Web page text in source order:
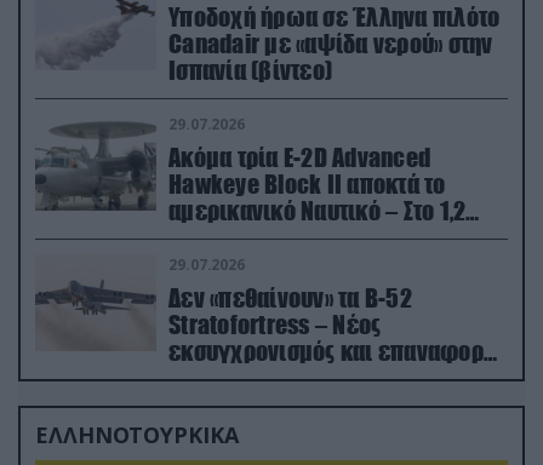
Υποδοχή ήρωα σε Έλληνα πιλότο
Canadair με «αψίδα νερού» στην
Ισπανία (βίντεο)
29.07.2026
Ακόμα τρία E-2D Advanced
Hawkeye Block II αποκτά το
αμερικανικό Ναυτικό – Στο 1,2
δισ.δολάρια το κόστος
29.07.2026
Δεν «πεθαίνουν» τα Β-52
Stratofortress – Νέος
εκσυγχρονισμός και επαναφορά
από τα «νεκροταφεία»
ΕΛΛΗΝΟΤΟΥΡΚΙΚΑ